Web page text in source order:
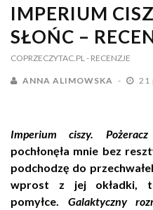
IMPERIUM
SŁOŃC –
COPRZECZYTAC.PL - RECENZJE
ANNA ALIMOWSKA 21
Imperium ciszy. Pożeracz
pochłonęła mnie bez
podchodzę do
wprost z jej okładki,
pomyłce. Galaktyczny